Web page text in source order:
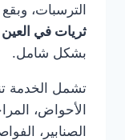
الترسبات،
ثريات في العين
بشكل شامل.
تشمل الخدمة
الأحواض،
الصنابير،